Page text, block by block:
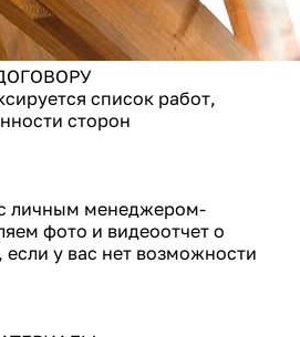
список работ,
сторон
личным менеджером-
фото и видеоотчет о
у вас нет возможности